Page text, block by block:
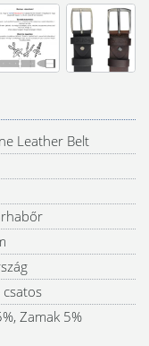
Leather Belt
Zamak 5%